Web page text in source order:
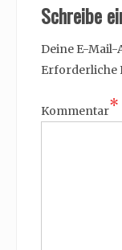
Schreibe
Deine E-
Erforderliche
Kommentar*